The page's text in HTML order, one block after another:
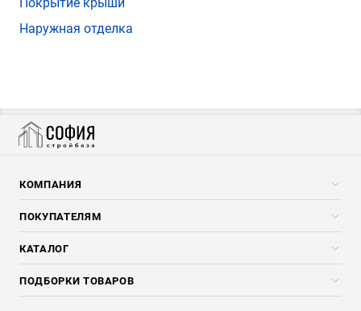
Наружная отделка
КОМПАНИЯ
Компания
Услуги
ПОКУПАТЕЛЯМ
Скидки стройкомпаниям
Доставка и разгрузка
Оплата и Возврат
КАТАЛОГ
Погонажные изделия
Брикеты, Дрова, Стружка
ПОДБОРКИ ТОВАРОВ